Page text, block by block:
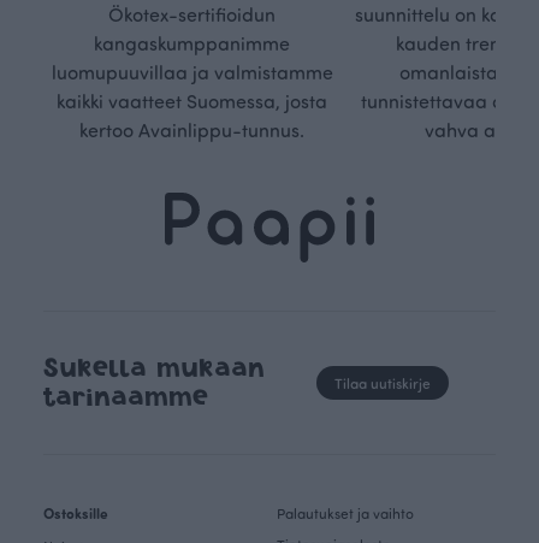
Ökotex-sertifioidun
kangaskumppanimme
luomupuuvillaa ja valmistamme
kaikki vaatteet Suomessa, josta
kertoo Avainlippu-tunnus.
suunnittelu on
kauden
omanlaista,
tunnistettavaa
vahva
Sukella mukaan
tarinaamme
Tilaa uutiskirje
Ostoksille
Palautukset ja vaihto